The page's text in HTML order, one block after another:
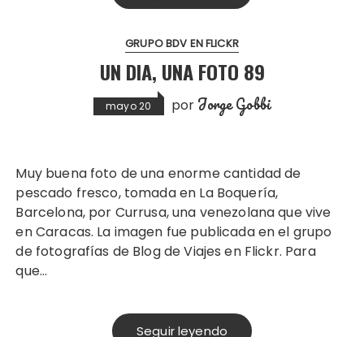
GRUPO BDV EN FLICKR
UN DIA, UNA FOTO 89
mayo 20 por Jorge Gobbi
Muy buena foto de una enorme cantidad de
pescado fresco, tomada en La Boquería,
Barcelona, por Currusa, una venezolana que vive
en Caracas. La imagen fue publicada en el grupo
de fotografías de Blog de Viajes en Flickr. Para
que…
Seguir leyendo